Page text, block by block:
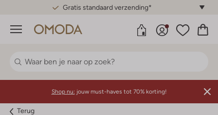
Gratis standaard verzending*
Menu
Shop nu: jouw must-haves tot 70% korting!
Terug